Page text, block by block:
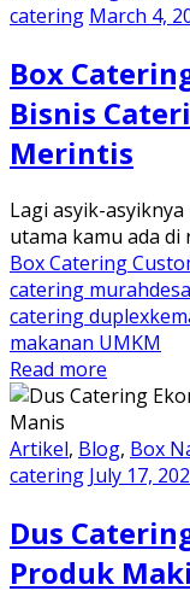
catering March 4,
Box
Bisnis
Merintis
Lagi asyik-
utama kamu ada di
Box Catering
catering murah
catering duplex
makanan UMKM
Read more
Artikel, Blog, Box
catering July 17,
Dus
Produk